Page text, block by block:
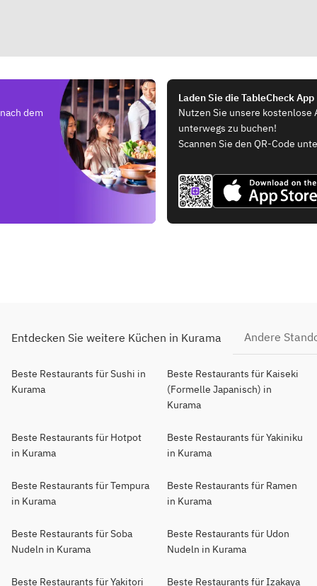
dem
Laden Sie die TableCheck
Nutzen Sie unsere kostenlose
unterwegs zu buchen!
Scannen Sie den QR-Code
Entdecken Sie weitere Küchen in Kurama Andere
Beste Restaurants für Sushi in
Kurama
Beste Restaurants für Kaiseki
(Formelle Japanisch) in
Kurama
Beste Restaurants für Hotpot
in Kurama
Beste Restaurants für Yakiniku
in Kurama
Beste Restaurants für Tempura
in Kurama
Beste Restaurants für Ramen
in Kurama
Beste Restaurants für Soba
Nudeln in Kurama
Beste Restaurants für Udon
Nudeln in Kurama
Beste Restaurants für Yakitori Beste Restaurants für Izakaya